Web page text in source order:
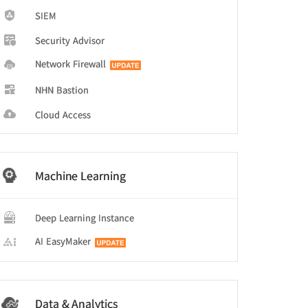
SIEM
Security Advisor
Network Firewall
NHN Bastion
Cloud Access
Machine Learning
Deep Learning Instance
AI EasyMaker
Data & Analytics